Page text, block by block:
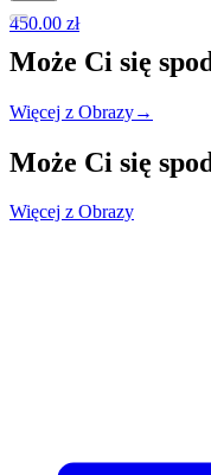
450.00 zł
Może Ci się
Więcej z Obrazy→
Może Ci się
Więcej z Obrazy